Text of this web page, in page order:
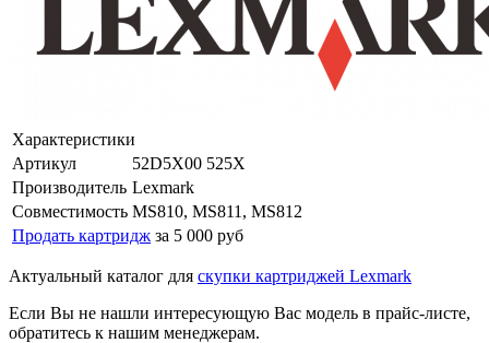
Характеристики
Артикул
52D5X00 525X
Производитель Lexmark
Совместимость MS810, MS811, MS812
Продать картридж за 5 000 руб
Актуальный каталог для скупки картриджей Lexmark
Если Вы не нашли интересующую Вас модель в прайс-листе,
обратитесь к нашим менеджерам.